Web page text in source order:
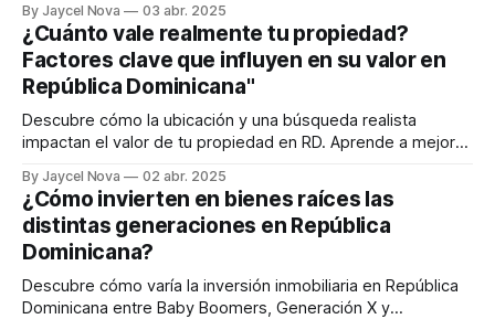
By Jaycel Nova 03 abr. 2025
¿Cuánto vale realmente tu propiedad?
Factores clave que influyen en su valor en
República Dominicana"
Descubre cómo la ubicación y una búsqueda realista
impactan el valor de tu propiedad en RD. Aprende a mejorar
By Jaycel Nova 02 abr. 2025
¿Cómo invierten en bienes raíces las
distintas generaciones en República
Dominicana?
Descubre cómo varía la inversión inmobiliaria en República
Dominicana entre Baby Boomers, Generación X y